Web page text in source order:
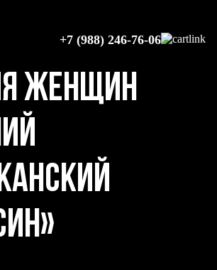
+7 (988) 246-76-06
ЖЕНЩИН